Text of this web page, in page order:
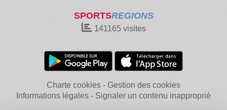
SPORTSREGIONS
141165 visites
Charte cookies
Gestion des cookies
Informations légales
Signaler un contenu inapproprié